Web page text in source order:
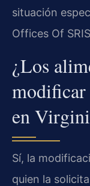
situación
Offices Of
¿Los
modificar
en
Sí, la
quien la